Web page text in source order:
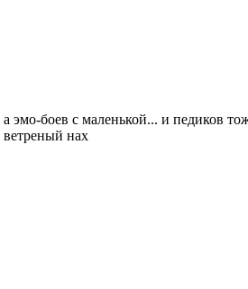
а эмо-боев с маленькой... и педиков
ветреный нах